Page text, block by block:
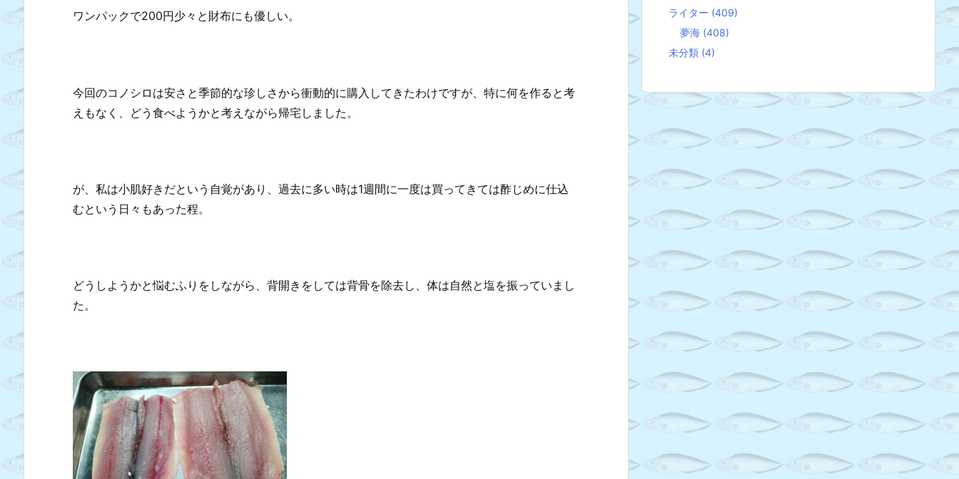
ワンパックで200円少々と財布にも優しい。
今回のコノシロは安さと季節的な珍しさから衝動的に購入してきたわけですが、特に何を作ると考
えもなく、どう食べようかと考えながら帰宅しました。
が、私は小肌好きだという自覚があり、過去に多い時は1週間に一度は買ってきては酢じめに仕込
むという日々もあった程。
どうしようかと悩むふりをしながら、背開きをしては背骨を除去し、体は自然と塩を振っていまし
た。
ライター (409)
夢海 (408)
未分類 (4)